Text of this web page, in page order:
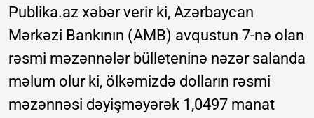
Publika.az xəbər verir ki, Azərbaycan
Mərkəzi Bankının (AMB) avqustun 7-nə olan
rəsmi məzənnələr bülleteninə nəzər salanda
məlum olur ki, ölkəmizdə dolların rəsmi
məzənnəsi dəyişməyərək 1,0497 manat